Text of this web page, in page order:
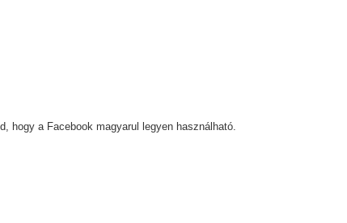
hogy a Facebook magyarul legyen használható.